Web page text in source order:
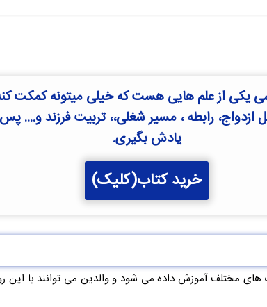
از علم هایی هست که خیلی میتونه کمکت کنه
رابطه ، مسیر شغلی،، تربیت فرزند و.... پس
یادش بگیری.
خرید کتاب(کلیک)